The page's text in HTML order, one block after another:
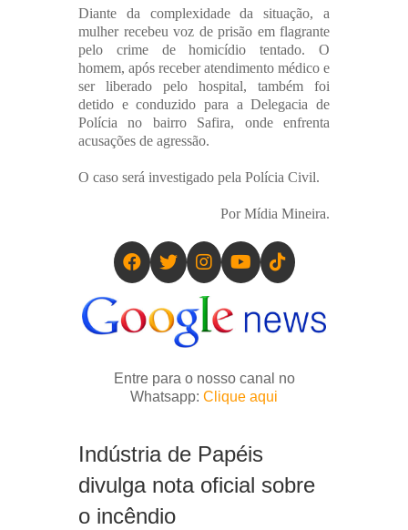
Diante da complexidade da situação, a
mulher recebeu voz de prisão em flagrante
pelo crime de homicídio tentado. O
homem, após receber atendimento médico e
ser liberado pelo hospital, também foi
detido e conduzido para a Delegacia de
Polícia no bairro Safira, onde enfrenta
acusações de agressão.
O caso será investigado pela Polícia Civil.
Por Mídia Mineira.
Entre para o nosso canal no
Whatsapp: Clique aqui
Indústria de Papéis
divulga nota oficial sobre
o incêndio